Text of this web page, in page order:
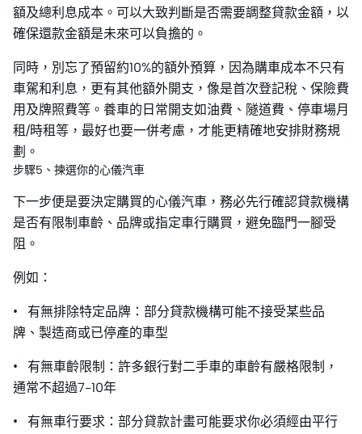
額及總利息成本。可以大致判斷是否需要調整貸款金額，以
確保還款金額是未來可以負擔的。
同時，別忘了預留約10%的額外預算，因為購車成本不只有
車駕和利息，更有其他額外開支，像是首次登記稅、保險費
用及牌照費等。養車的日常開支如油費、隧道費、停車場月
租/時租等，最好也要一併考慮，才能更精確地安排財務規
劃。
步驟5、揀選你的心儀汽車
下一步便是要決定購買的心儀汽車，務必先行確認貸款機構
是否有限制車齡、品牌或指定車行購買，避免臨門一腳受
阻。
例如：
• 有無排除特定品牌：部分貸款機構可能不接受某些品
牌、製造商或已停產的車型
• 有無車齡限制：許多銀行對二手車的車齡有嚴格限制，
通常不超過7-10年
• 有無車行要求：部分貸款計畫可能要求你必須經由平行